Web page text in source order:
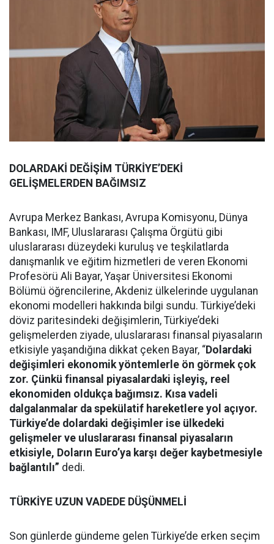
DOLARDAKİ DEĞİŞİM TÜRKİYE’DEKİ
GELİŞMELERDEN BAĞIMSIZ
Avrupa Merkez Bankası, Avrupa Komisyonu, Dünya
Bankası, IMF, Uluslararası Çalışma Örgütü gibi
uluslararası düzeydeki kuruluş ve teşkilatlarda
danışmanlık ve eğitim hizmetleri de veren Ekonomi
Profesörü Ali Bayar, Yaşar Üniversitesi Ekonomi
Bölümü öğrencilerine, Akdeniz ülkelerinde uygulanan
ekonomi modelleri hakkında bilgi sundu. Türkiye’deki
döviz paritesindeki değişimlerin, Türkiye’deki
gelişmelerden ziyade, uluslararası finansal piyasaların
etkisiyle yaşandığına dikkat çeken Bayar, “Dolardaki
değişimleri ekonomik yöntemlerle ön görmek çok
zor. Çünkü finansal piyasalardaki işleyiş, reel
ekonomiden oldukça bağımsız. Kısa vadeli
dalgalanmalar da spekülatif hareketlere yol açıyor.
Türkiye’de dolardaki değişimler ise ülkedeki
gelişmeler ve uluslararası finansal piyasaların
etkisiyle, Doların Euro’ya karşı değer kaybetmesiyle
bağlantılı” dedi.
TÜRKİYE UZUN VADEDE DÜŞÜNMELİ
Son günlerde gündeme gelen Türkiye’de erken seçim